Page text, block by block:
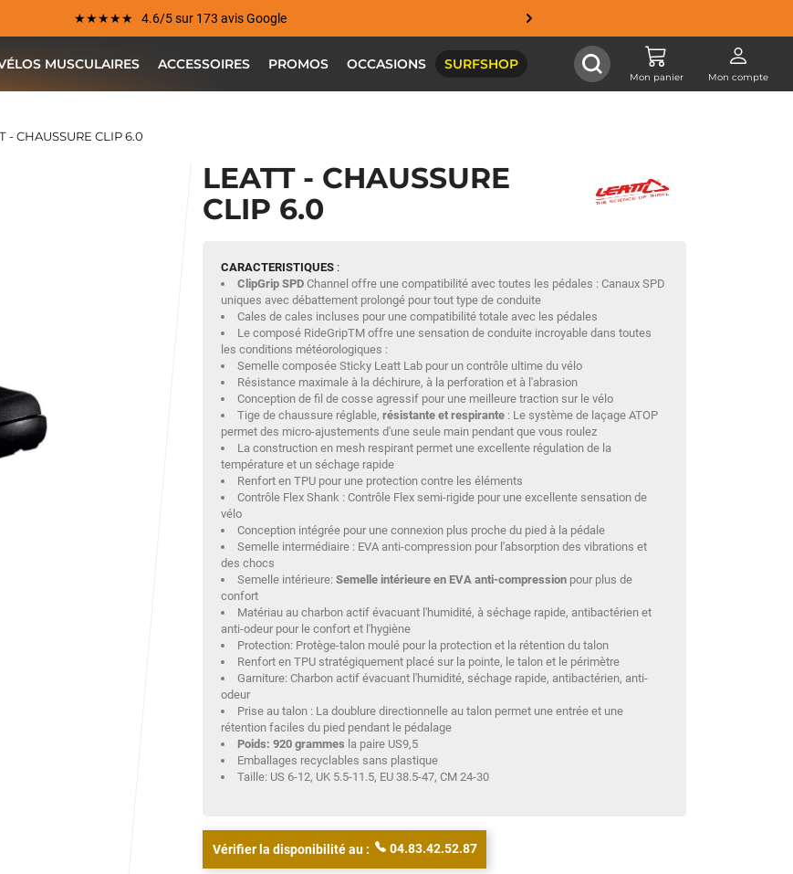
★★★★★ 4.6/5 sur 173 avis Google
MUSCULAIRES ACCESSOIRES PROMOS OCCASIONS SURFSHOP
Mon panier Mon compte
- CHAUSSURE CLIP 6.0
LEATT - CHAUSSURE
CLIP 6.0
CARACTERISTIQUES :
ClipGrip SPD Channel offre une compatibilité avec toutes les pédales : Canaux SPD
uniques avec débattement prolongé pour tout type de conduite
Cales de cales incluses pour une compatibilité totale avec les pédales
Le composé RideGripTM offre une sensation de conduite incroyable dans toutes
les conditions météorologiques :
Semelle composée Sticky Leatt Lab pour un contrôle ultime du vélo
Résistance maximale à la déchirure, à la perforation et à l'abrasion
Conception de fil de cosse agressif pour une meilleure traction sur le vélo
Tige de chaussure réglable,résistante et respirante : Le système de laçage ATOP
permet des micro-ajustements d'une seule main pendant que vous roulez
La construction en mesh respirant permet une excellente régulation de la
température et un séchage rapide
Renfort en TPU pour une protection contre les éléments
Contrôle Flex Shank : Contrôle Flex semi-rigide pour une excellente sensation de
vélo
Conception intégrée pour une connexion plus proche du pied à la pédale
Semelle intermédiaire : EVA anti-compression pour l'absorption des vibrations et
des chocs
Semelle intérieure:Semelle intérieure en EVA anti-compression pour plus de
confort
Matériau au charbon actif évacuant l'humidité, à séchage rapide, antibactérien et
anti-odeur pour le confort et l'hygiène
Protection: Protège-talon moulé pour la protection et la rétention du talon
Renfort en TPU stratégiquement placé sur la pointe, le talon et le périmètre
Garniture: Charbon actif évacuant l'humidité, séchage rapide, antibactérien, anti-
odeur
Prise au talon : La doublure directionnelle au talon permet une entrée et une
rétention faciles du pied pendant le pédalage
Poids: 920 grammes la paire US9,5
Emballages recyclables sans plastique
Taille: US 6-12, UK 5.5-11.5, EU 38.5-47, CM 24-30
Vérifier la disponibilité au : 04.83.42.52.87
Votre satisfaction est notre priorité !
Découvrez quelques uns de vos
commentaires laissés sur Google
il y a 2 semaines
acheté un Mondraker Chaser chez Funway Vélo à La Garde en
2024 et, dès le départ, j'ai été très satisfait de mon achat.
d'ailleurs recommandé cette enseigne à plusieurs amis, dont
ont finalement acheté le même modèle. J'ai ensuite rencontré une
de problèmes techniques sur mon VTT, qui ont nécessité plusieurs
en atelier et un retour du moteur chez Bosch dans le cadre de
Cette période a été un peu compliquée, principalement en
de délais plus longs que prévu et d'un manque de
sur l'avancement de mon dossier. Depuis, la situation a
reprise en main. L'équipe de Funway a fait le nécessaire pour
définitivement les problèmes de mon vélo et a su reconnaître
difficultés rencontrées. J'apprécie particulièrement le fait qu'ils aient
et je tiens à souligner que Funway a su corriger la situation. Je
qu'il est important de savoir reconnaître lorsqu'une enseigne fait